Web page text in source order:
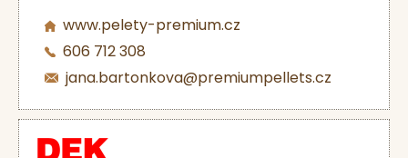
www.pelety-premium.cz
606 712 308
jana.bartonkova@premiumpellets.cz